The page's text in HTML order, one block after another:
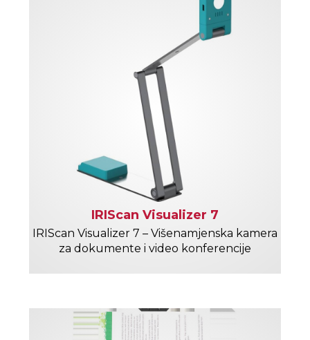
IRIScan Visualizer 7
IRIScan Visualizer 7 – Višenamjenska kamera
za dokumente i video konferencije